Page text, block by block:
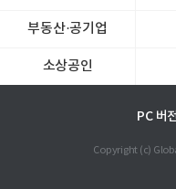
부동산·공기업
소상공인
PC 버
Copyright (c)